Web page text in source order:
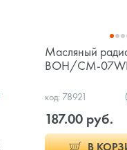
Масляный
BOH/CM-
код: 78921
187.00 руб.
В